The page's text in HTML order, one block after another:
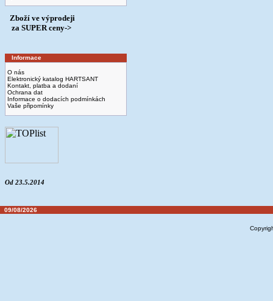
Zboží ve výprodeji
­ za SUPER ceny->
Informace
O nás
Elektronický katalog HARTSANT
Kontakt, platba a dodaní
Ochrana dat
Informace o dodacích podmínkách
Vaše připomínky
Od 23.5.2014
09/08/2026